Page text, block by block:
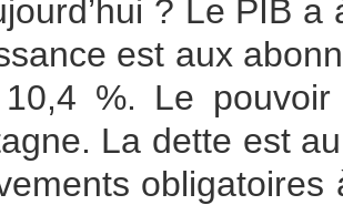
? Le PIB
est aux
%. Le pouvoir
La dette est